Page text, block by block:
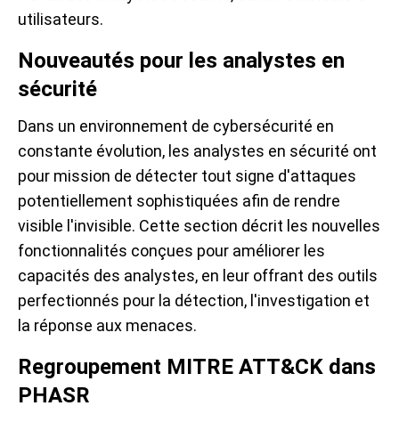
utilisateurs.
Nouveautés pour les analystes en
sécurité
Dans un environnement de cybersécurité en
constante évolution, les analystes en sécurité ont
pour mission de détecter tout signe d'attaques
potentiellement sophistiquées afin de rendre
visible l'invisible. Cette section décrit les nouvelles
fonctionnalités conçues pour améliorer les
capacités des analystes, en leur offrant des outils
perfectionnés pour la détection, l'investigation et
la réponse aux menaces.
Regroupement MITRE ATT&CK dans
PHASR